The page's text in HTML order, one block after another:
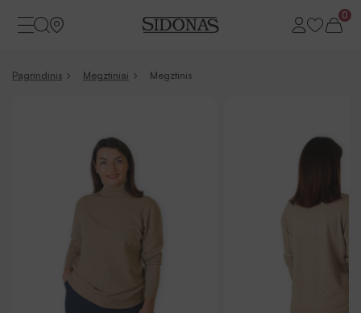
0
Pagrindinis Megztiniai Megztinis